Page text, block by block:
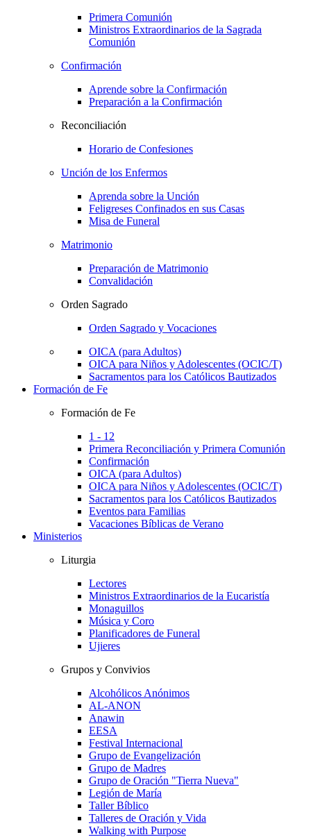
Primera Comunión
Ministros Extraordinarios de la Sagrada
Comunión
Confirmación
Aprende sobre la Confirmación
Preparación a la Confirmación
Reconciliación
Horario de Confesiones
Unción de los Enfermos
Aprenda sobre la Unción
Feligreses Confinados en sus Casas
Misa de Funeral
Matrimonio
Preparación de Matrimonio
Convalidación
Orden Sagrado
Orden Sagrado y Vocaciones
OICA (para Adultos)
OICA para Niños y Adolescentes (OCIC/T)
Sacramentos para los Católicos Bautizados
Formación de Fe
Formación de Fe
1 - 12
Primera Reconciliación y Primera Comunión
Confirmación
OICA (para Adultos)
OICA para Niños y Adolescentes (OCIC/T)
Sacramentos para los Católicos Bautizados
Eventos para Familias
Vacaciones Bíblicas de Verano
Ministerios
Liturgia
Lectores
Ministros Extraordinarios de la Eucaristía
Monaguillos
Música y Coro
Planificadores de Funeral
Ujieres
Grupos y Convivios
Alcohólicos Anónimos
AL-ANON
Anawin
EESA
Festival Internacional
Grupo de Evangelización
Grupo de Madres
Grupo de Oración "Tierra Nueva"
Legión de María
Taller Bíblico
Talleres de Oración y Vida
Walking with Purpose